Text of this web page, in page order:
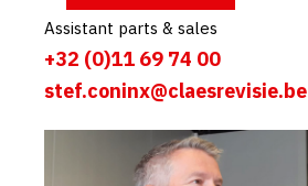
Assistant parts & sales
+32 (0)11 69 74 00
stef.coninx@claesrevisie.be